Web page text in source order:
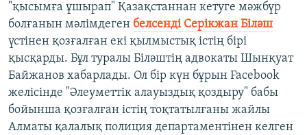
"қысымға ұшырап" Қазақстаннан кетуге мәжбүр
болғанын мәлімдеген белсенді Серікжан Біләш
үстінен қозғалған екі қылмыстық істің бірі
қысқарды. Бұл туралы Біләштің адвокаты Шынқуат
Байжанов хабарлады. Ол бір күн бұрын Facebook
желісінде "Әлеуметтік алауыздық қоздыру" бабы
бойынша қозғалған істің тоқтатылғаны жайлы
Алматы қалалық полиция департаментінен келген